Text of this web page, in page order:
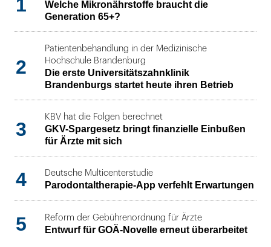
1
Welche Mikronährstoffe braucht die
Generation 65+?
2
Patientenbehandlung in der Medizinische
Hochschule Brandenburg
Die erste Universitätszahnklinik
Brandenburgs startet heute ihren Betrieb
3
KBV hat die Folgen berechnet
GKV-Spargesetz bringt finanzielle Einbußen
für Ärzte mit sich
4 Deutsche Multicenterstudie
Parodontaltherapie-App verfehlt Erwartungen
5 Reform der Gebührenordnung für Ärzte
Entwurf für GOÄ-Novelle erneut überarbeitet